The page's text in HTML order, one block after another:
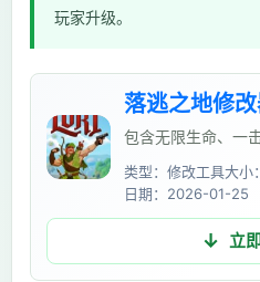
玩家升级。
落逃之地修
包含无限生命、一
类型：修改工具大小
日期：2026-01-25
立